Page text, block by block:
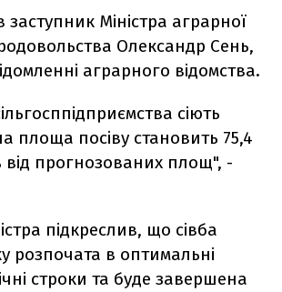
Міністра аграрної
Олександр Сень,
аграрного відомства.
сіють
площа посіву становить 75,4
від прогнозованих площ", -
підкреслив, що сівба
розпочата в оптимальні
строки та буде завершена